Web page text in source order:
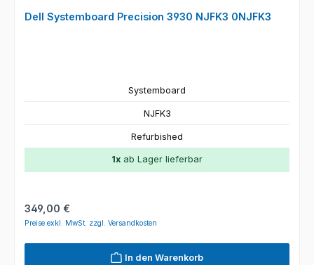
Dell Systemboard Precision 3930 NJFK3 0NJFK3
Systemboard
NJFK3
Refurbished
1x ab Lager lieferbar
Regulärer Preis:
349,00 €
Preise exkl. MwSt. zzgl. Versandkosten
In den Warenkorb